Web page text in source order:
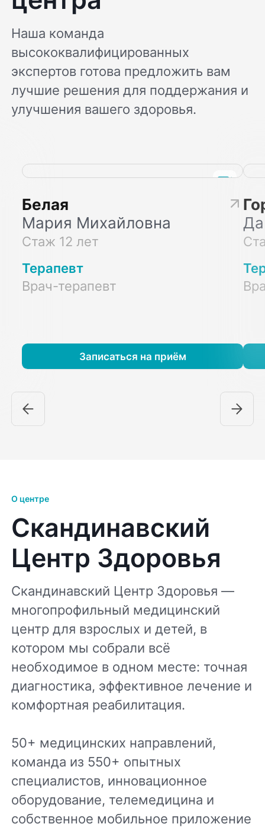
Наша команда
высококвалифицированных
экспертов готова предложить вам
лучшие решения для поддержания и
улучшения вашего здоровья.
Белая
Мария Михайловна
Стаж 12 лет
Терапевт
Врач-терапевт
Записаться на приём
О центре
Скандинавский
Центр Здоровья
Скандинавский Центр Здоровья —
многопрофильный медицинский
центр для взрослых и детей, в
котором мы собрали всё
необходимое в одном месте: точная
диагностика, эффективное лечение и
комфортная реабилитация.
50+ медицинских направлений,
команда из 550+ опытных
специалистов, инновационное
оборудование, телемедицина и
собственное мобильное приложение